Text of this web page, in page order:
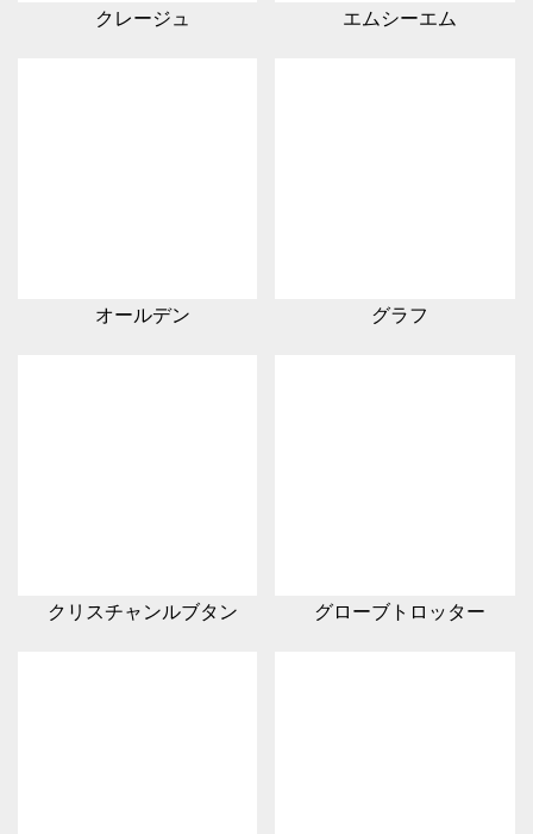
クレージュ エムシーエム
オールデン グラフ
クリスチャンルブタン グローブトロッター